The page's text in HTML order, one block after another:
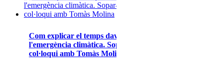
Com explicar el temps davant
l'emergència climàtica. Sopar-
col·loqui amb Tomàs Molina